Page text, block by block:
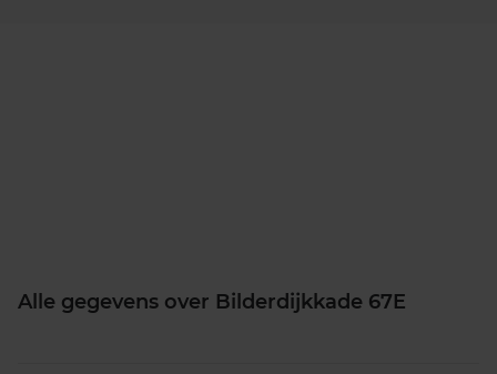
Alle gegevens over Bilderdijkkade 67E